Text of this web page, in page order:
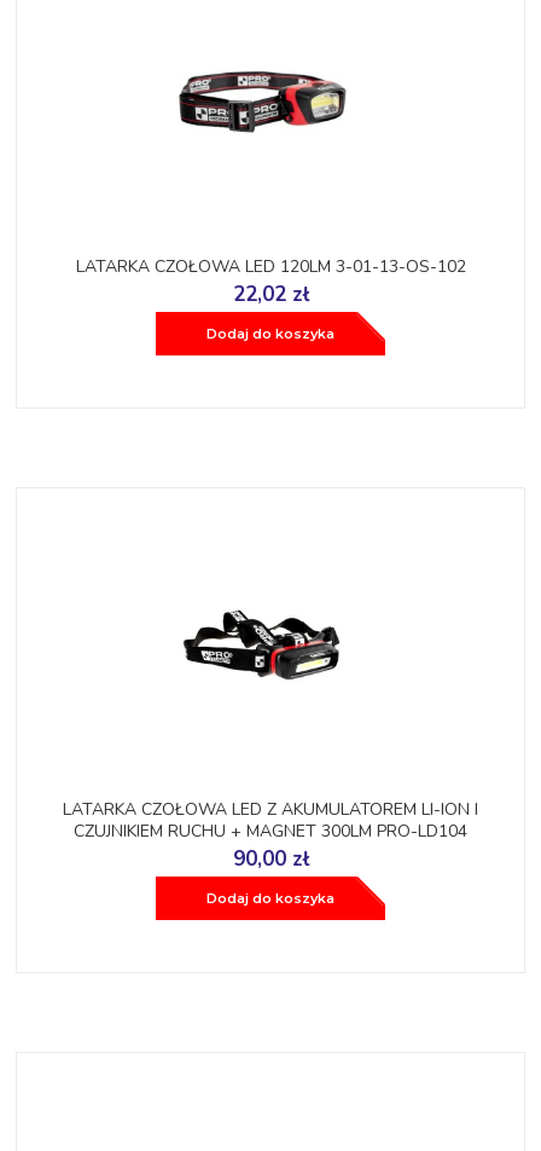
LATARKA CZOŁOWA LED 120LM 3-01-13-OS-102
22,02 zł
Dodaj do koszyka
LATARKA CZOŁOWA LED Z AKUMULATOREM LI-ION I
CZUJNIKIEM RUCHU + MAGNET 300LM PRO-LD104
90,00 zł
Dodaj do koszyka